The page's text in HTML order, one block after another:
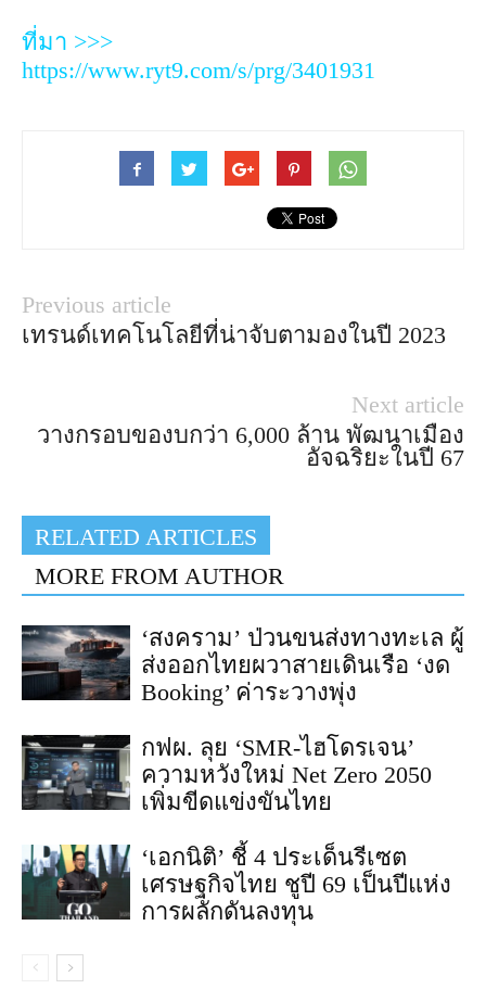
ที่มา >>>
https://www.ryt9.com/s/prg/3401931
Previous article
เทรนด์เทคโนโลยีที่น่าจับตามองในปี 2023
Next article
วางกรอบของบกว่า 6,000 ล้าน พัฒนาเมือง
อัจฉริยะในปี 67
RELATED ARTICLES
MORE FROM AUTHOR
‘สงคราม’ ป่วนขนส่งทางทะเล ผู้
ส่งออกไทยผวาสายเดินเรือ ‘งด
Booking’ ค่าระวางพุ่ง
กฟผ. ลุย ‘SMR-ไฮโดรเจน’
ความหวังใหม่ Net Zero 2050
เพิ่มขีดแข่งขันไทย
‘เอกนิติ’ ชี้ 4 ประเด็นรีเซต
เศรษฐกิจไทย ชูปี 69 เป็นปีแห่ง
การผลักดันลงทุน